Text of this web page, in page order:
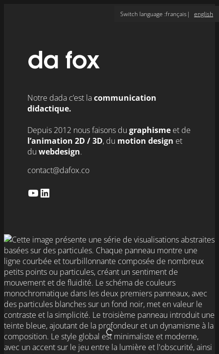
Switch language :français english
Notre dada c’est lacommunication
didactique.
Depuis 2012 nous faisons du graphisme et de
l’animation 2D / 3D, du motion design et
du webdesign.
contact@dafox.co
YouTube LinkedIn